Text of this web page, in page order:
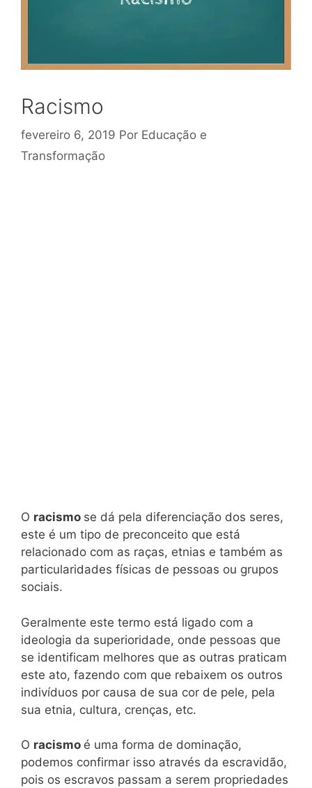
Racismo
fevereiro 6, 2019 Por Educação e
Transformação
O racismo se dá pela diferenciação dos seres,
este é um tipo de preconceito que está
relacionado com as raças, etnias e também as
particularidades físicas de pessoas ou grupos
sociais.
Geralmente este termo está ligado com a
ideologia da superioridade, onde pessoas que
se identificam melhores que as outras praticam
este ato, fazendo com que rebaixem os outros
indivíduos por causa de sua cor de pele, pela
sua etnia, cultura, crenças, etc.
O racismo é uma forma de dominação,
podemos confirmar isso através da escravidão,
pois os escravos passam a serem propriedades